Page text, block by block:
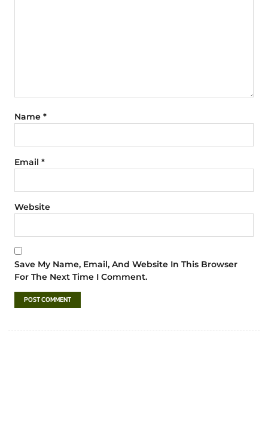
Name *
Email *
Website
Save My Name, Email, And Website In This Browser
For The Next Time I Comment.